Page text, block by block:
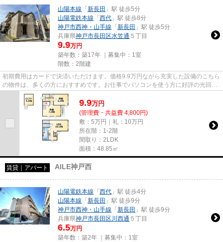
山陽本線 「 新長田 」駅 徒歩5分
山陽電鉄本線 「 西代 」駅 徒歩8分
神戸市西神・山手線 「 新長田 」駅 徒歩5分
兵庫県神戸市長田区水笠通 ５丁目
9.9万円
築年数：築17年 ｜募集中： 1室
階数：2階建
初期費用はカードで決済いただけます。価格9.9万円ながら充実した設備のこちら
の物件は、多くの方におすすめです。お仕事でパソコンを使う方に好評の光回線
導入の物件です。「水笠通5...
9.9万円
(管理費・共益費 4,800円)
敷：5万円｜礼：10万円
所在階：1-2階
間取り：2LDK
面積：48.85㎡
賃貸｜アパート AILE神戸西
山陽電鉄本線 「 西代 」駅 徒歩4分
山陽本線 「 新長田 」駅 徒歩9分
神戸市西神・山手線 「 新長田 」駅 徒歩9分
兵庫県神戸市長田区 川西通 ５丁目
6.5万円
築年数：築2年 ｜募集中： 1室